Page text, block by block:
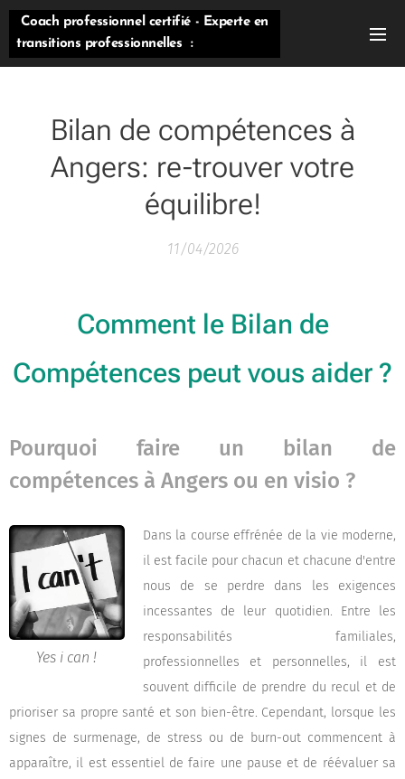
Coach professionnel certifié - Experte en
transitions professionnelles :
évolution/reconversion/orientation
Bilan de compétences à
Angers: re-trouver votre
équilibre!
11/04/2026
Comment le Bilan de
Compétences peut vous aider ?
Pourquoi faire un bilan de
compétences à Angers ou en visio ?
Yes i can !
Dans la course effrénée de la vie moderne,
il est facile pour chacun et chacune d'entre
nous de se perdre dans les exigences
incessantes de leur quotidien. Entre les
responsabilités familiales,
professionnelles et personnelles, il est
souvent difficile de prendre du recul et de
prioriser sa propre santé et son bien-être. Cependant, lorsque les
signes de surmenage, de stress ou de burn-out commencent à
apparaître, il est essentiel de faire une pause et de réévaluer sa